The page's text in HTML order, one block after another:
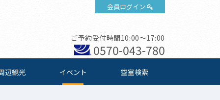
会員ログイン
ご予約受付時間10:00～17:00
0570-043-780
辺観光 イベント 空室検索